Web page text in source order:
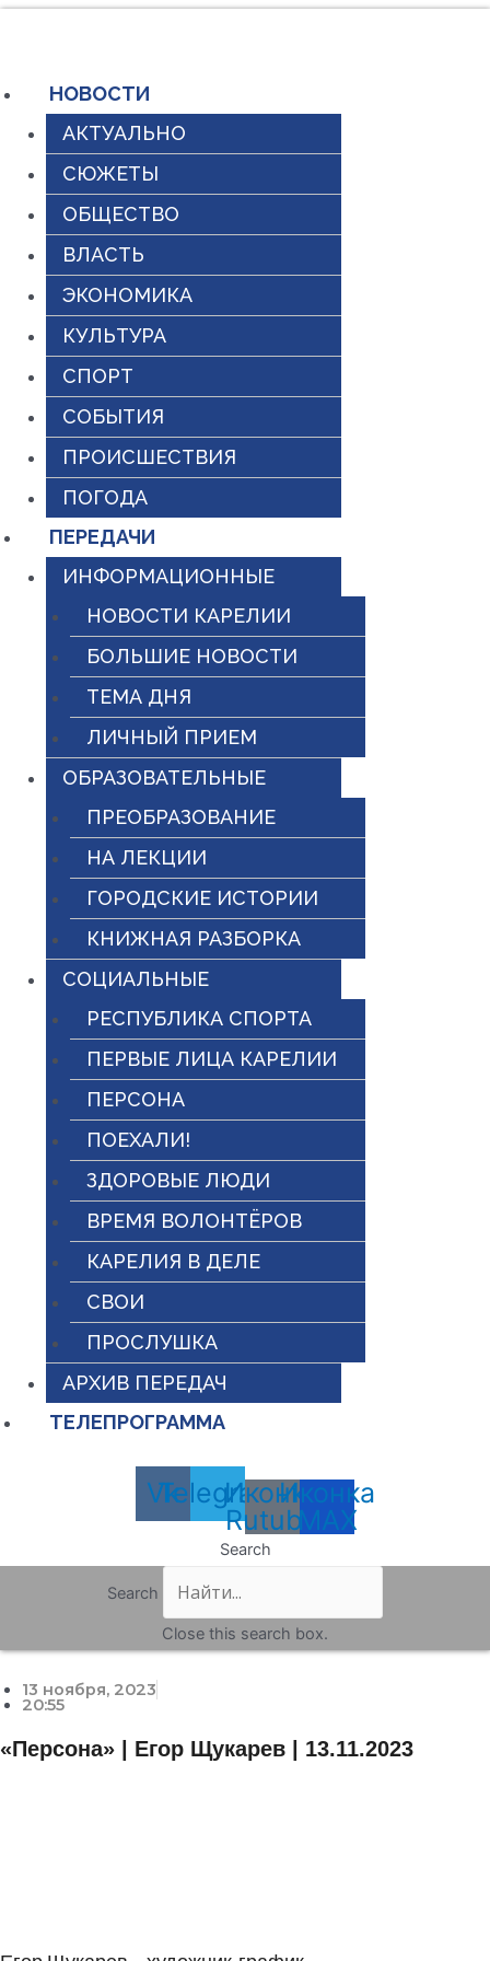
содержимому
НОВОСТИ
АКТУАЛЬНО
СЮЖЕТЫ
ОБЩЕСТВО
ВЛАСТЬ
ЭКОНОМИКА
КУЛЬТУРА
СПОРТ
СОБЫТИЯ
ПРОИСШЕСТВИЯ
ПОГОДА
ПЕРЕДАЧИ
ИНФОРМАЦИОННЫЕ
НОВОСТИ КАРЕЛИИ
БОЛЬШИЕ НОВОСТИ
ТЕМА ДНЯ
ЛИЧНЫЙ ПРИЕМ
ОБРАЗОВАТЕЛЬНЫЕ
ПРЕОБРАЗОВАНИЕ
НА ЛЕКЦИИ
ГОРОДСКИЕ ИСТОРИИ
КНИЖНАЯ РАЗБОРКА
СОЦИАЛЬНЫЕ
РЕСПУБЛИКА СПОРТА
ПЕРВЫЕ ЛИЦА КАРЕЛИИ
ПЕРСОНА
ПОЕХАЛИ!
ЗДОРОВЫЕ ЛЮДИ
ВРЕМЯ ВОЛОНТЁРОВ
КАРЕЛИЯ В ДЕЛЕ
СВОИ
ПРОСЛУШКА
АРХИВ ПЕРЕДАЧ
ТЕЛЕПРОГРАММА
Vk
Telegram
Иконка
Rutube
Иконка
MAX
Search
Search
Close this search box.
13 ноября, 2023
20:55
«Персона» | Егор Щукарев | 13.11.2023